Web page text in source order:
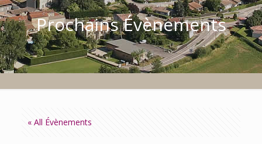
Prochains Évènements
« All Évènements